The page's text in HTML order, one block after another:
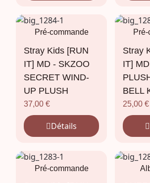
Pré-commande
Stray Kids [RUN
IT] MD - SKZOO
SECRET WIND-
UP PLUSH
37,00€
Détails
Stray
IT]
BELL
25,00 €
Pré-commande